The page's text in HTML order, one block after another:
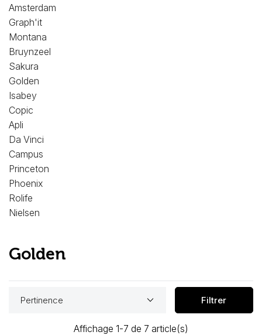
Amsterdam
Graph'it
Montana
Bruynzeel
Sakura
Golden
Isabey
Copic
Apli
Da Vinci
Campus
Princeton
Phoenix
Rolife
Nielsen
Golden
Pertinence keyboard_arrow_down Filtrer
Affichage 1-7 de 7 article(s)